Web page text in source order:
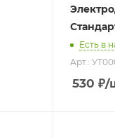
Есть в
Арт.:
530 ₽/